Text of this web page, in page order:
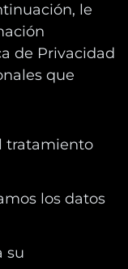
le
de Privacidad
que
tratamiento
los datos
su